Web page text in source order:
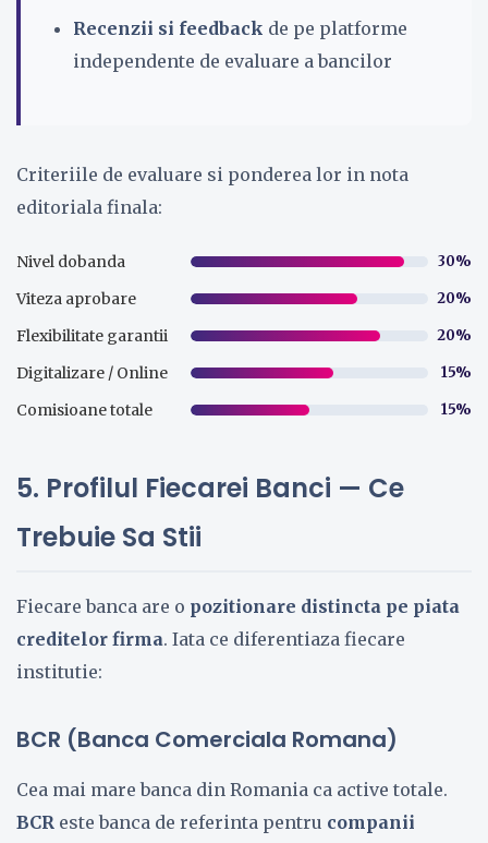
Recenzii si feedback de pe platforme
independente de evaluare a bancilor
Criteriile de evaluare si ponderea lor in nota
editoriala finala:
Nivel dobanda 30%
Viteza aprobare 20%
Flexibilitate garantii 20%
Digitalizare / Online 15%
Comisioane totale 15%
5. Profilul Fiecarei Banci — Ce
Trebuie Sa Stii
Fiecare banca are o pozitionare distincta pe piata
creditelor firma. Iata ce diferentiaza fiecare
institutie:
BCR (Banca Comerciala Romana)
Cea mai mare banca din Romania ca active totale.
BCR este banca de referinta pentru companii